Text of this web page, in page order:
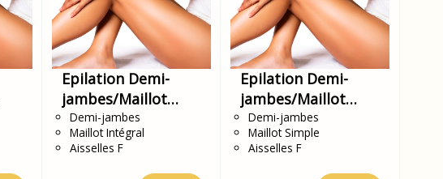
Epilation Demi-
jambes/Maillot
intégral/Aisselles
Demi-jambes
Maillot Intégral
Aisselles F
Epilation Demi-
jambes/Maillot
simple/Aisselles
Demi-jambes
Maillot Simple
Aisselles F